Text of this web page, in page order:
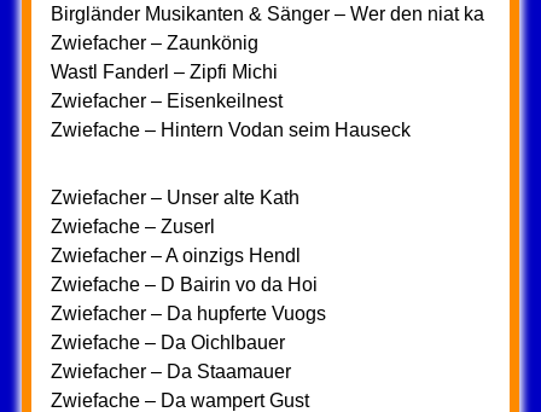
Birgländer Musikanten & Sänger – Wer den niat ka
Zwiefacher – Zaunkönig
Wastl Fanderl – Zipfi Michi
Zwiefacher – Eisenkeilnest
Zwiefache – Hintern Vodan seim Hauseck
Zwiefacher – Unser alte Kath
Zwiefache – Zuserl
Zwiefacher – A oinzigs Hendl
Zwiefache – D Bairin vo da Hoi
Zwiefacher – Da hupferte Vuogs
Zwiefache – Da Oichlbauer
Zwiefacher – Da Staamauer
Zwiefache – Da wampert Gust